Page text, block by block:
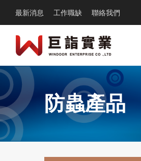
最新消息 工作職缺 聯絡我們
防蟲產品